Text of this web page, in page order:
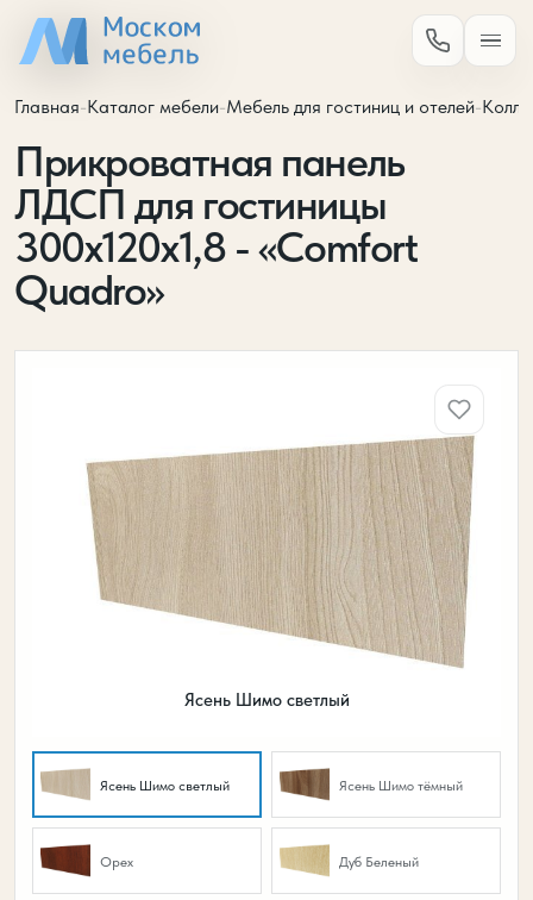
Главная-Каталог мебели-Мебель для гостиниц и отелей-
Прикроватная панель
ЛДСП для гостиницы
300х120х1,8 - «Comfort
Quadro»
Ясень Шимо светлый
Ясень Шимо светлый Ясень Шимо тёмный
Орех Дуб Беленый